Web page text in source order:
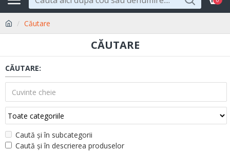
Căutare
CĂUTARE
CĂUTARE:
Caută și în subcategorii
Caută și în descrierea produselor